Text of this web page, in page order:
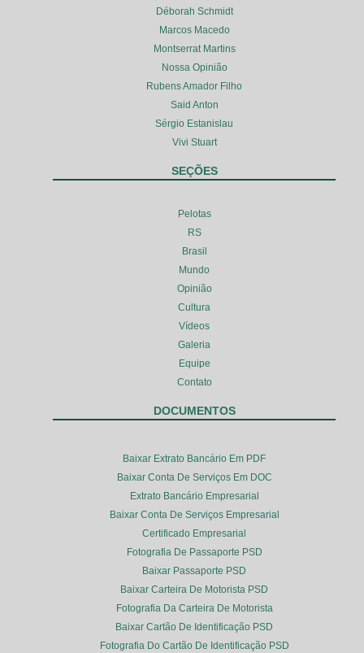
Déborah Schmidt
Marcos Macedo
Montserrat Martins
Nossa Opinião
Rubens Amador Filho
Said Anton
Sérgio Estanislau
Vivi Stuart
SEÇÕES
Pelotas
RS
Brasil
Mundo
Opinião
Cultura
Vídeos
Galeria
Equipe
Contato
DOCUMENTOS
Baixar Extrato Bancário Em PDF
Baixar Conta De Serviços Em DOC
Extrato Bancário Empresarial
Baixar Conta De Serviços Empresarial
Certificado Empresarial
Fotografia De Passaporte PSD
Baixar Passaporte PSD
Baixar Carteira De Motorista PSD
Fotografia Da Carteira De Motorista
Baixar Cartão De Identificação PSD
Fotografia Do Cartão De Identificação PSD